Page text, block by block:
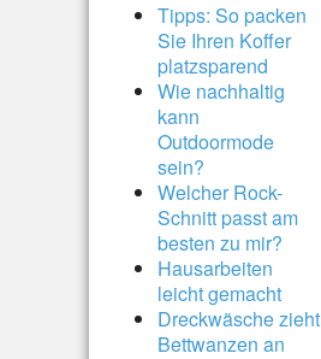
Tipps: So packen
Sie Ihren Koffer
platzsparend
Wie nachhaltig
kann
Outdoormode
sein?
Welcher Rock-
Schnitt passt am
besten zu mir?
Hausarbeiten
leicht gemacht
Dreckwäsche zieht
Bettwanzen an